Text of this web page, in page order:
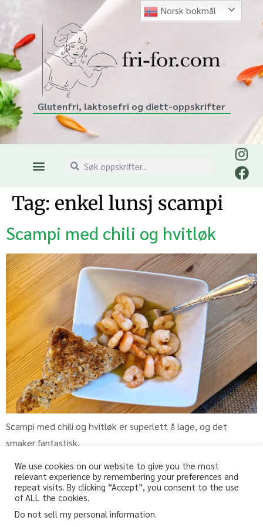
Glutenfri, laktosefri og diett-oppskrifter
Tag: enkel lunsj scampi
Scampi med chili og hvitløk
Scampi med chili og hvitløk er superlett å lage, og det
smaker fantastisk.
fri-for.no
Glutenfri, melkefri og andre «fri for» oppskrifter
We use cookies on our website to give you the most
relevant experience by remembering your preferences and
repeat visits. By clicking “Accept”, you consent to the use
of ALL the cookies.
Do not sell my personal information.
Norsk bokmål